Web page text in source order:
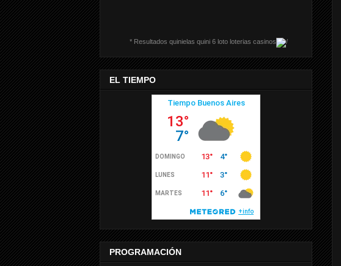
* Resultados quinielas quini 6 loto loterias casinos
EL TIEMPO
PROGRAMACIÓN